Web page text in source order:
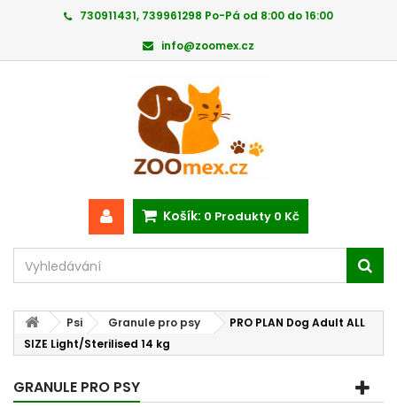
730911431, 739961298 Po-Pá od 8:00 do 16:00
info@zoomex.cz
Košík: 0 Produkty 0 Kč
Psi Granule pro psy
PRO PLAN Dog Adult ALL
SIZE Light/Sterilised 14 kg
GRANULE PRO PSY